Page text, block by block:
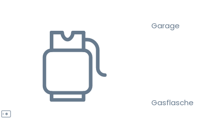
Garage
Gasflasche